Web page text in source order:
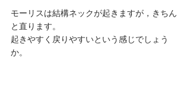
モーリスは結構ネックが起きますが，きちん
と直ります。
起きやすく戻りやすいという感じでしょう
か。